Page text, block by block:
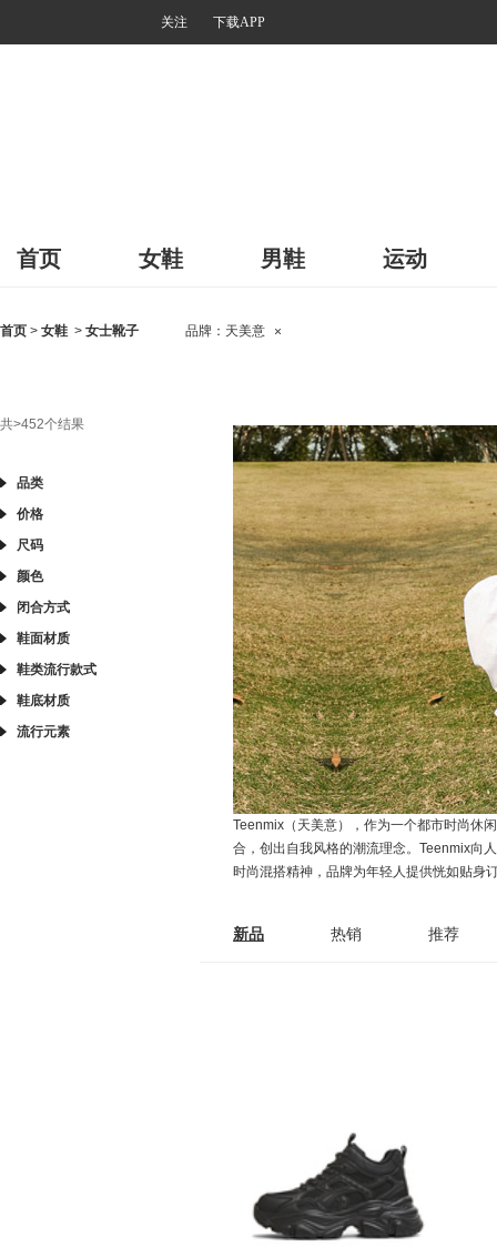
关注 下载APP
首页 女鞋 男鞋 运动
首页 > 女鞋 > 女士靴子 品牌： 天美意 ×
共>452个结果
品类
价格
尺码
颜色
闭合方式
鞋面材质
鞋类流行款式
鞋底材质
流行元素
Teenmix（天美意），作为一个都市时尚休
合，创出自我风格的潮流理念。Teenmix向
时尚混搭精神，品牌为年轻人提供恍如贴身
新品 热销 推荐